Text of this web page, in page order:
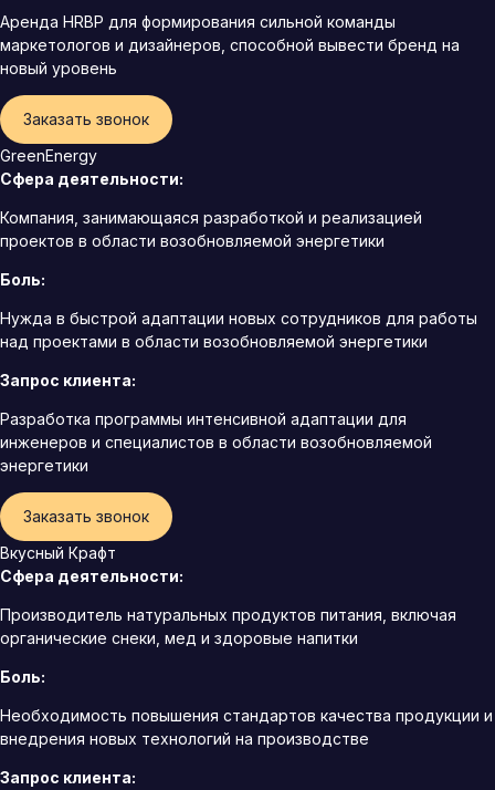
Аренда HRBP для формирования сильной команды
маркетологов и дизайнеров, способной вывести бренд на
новый уровень
Заказать звонок
GreenEnergy
Сфера деятельности:
Компания, занимающаяся разработкой и реализацией
проектов в области возобновляемой энергетики
Боль:
Нужда в быстрой адаптации новых сотрудников для работы
над проектами в области возобновляемой энергетики
Запрос клиента:
Разработка программы интенсивной адаптации для
инженеров и специалистов в области возобновляемой
энергетики
Заказать звонок
Вкусный Крафт
Сфера деятельности:
Производитель натуральных продуктов питания, включая
органические снеки, мед и здоровые напитки
Боль:
Необходимость повышения стандартов качества продукции и
внедрения новых технологий на производстве
Запрос клиента: